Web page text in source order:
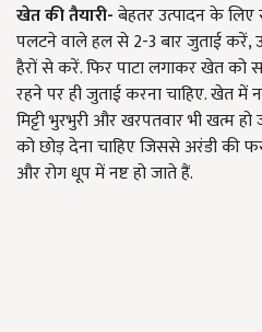
खेत की तैयारी-बेहतर उत्पादन के लिए
पलटने वाले हल से 2-3 बार जुताई करें,
हैरों से करें. फिर पाटा लगाकर खेत
रहने पर ही जुताई करना चाहिए. खेत
मिट्टी भुरभुरी और खरपतवार भी खत्म
को छोड़ देना चाहिए जिससे अरंडी
और रोग धूप में नष्ट हो जाते हैं.